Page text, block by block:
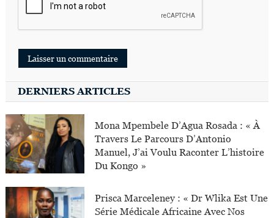
DERNIERS ARTICLES
Mona Mpembele D’Agua Rosada : « À
Travers Le Parcours D’Antonio
Manuel, J’ai Voulu Raconter L’histoire
Du Kongo »
Prisca Marceleney : « Dr Wlika Est Une
Série Médicale Africaine Avec Nos